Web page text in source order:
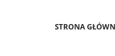
STRONA